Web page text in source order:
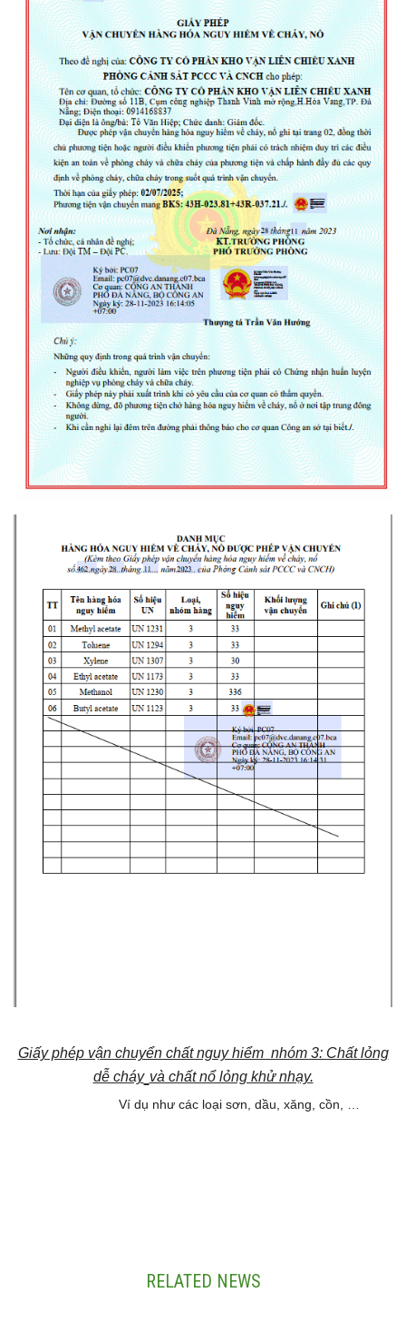
Giấy phép vận chuyển chất nguy hiểm nhóm 3: Chất lỏng
dễ cháy và chất nổ lỏng khử nhạy.
Ví dụ như các loại sơn, dầu, xăng, cồn, …
RELATED NEWS